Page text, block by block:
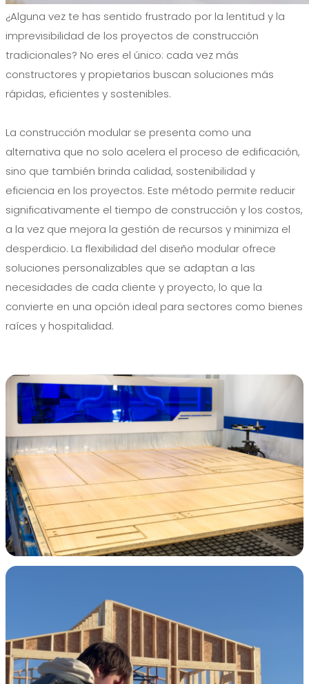
¿Alguna vez te has sentido frustrado por la lentitud y la
imprevisibilidad de los proyectos de construcción
tradicionales? No eres el único: cada vez más
constructores y propietarios buscan soluciones más
rápidas, eficientes y sostenibles.
La construcción modular se presenta como una
alternativa que no solo acelera el proceso de edificación,
sino que también brinda calidad, sostenibilidad y
eficiencia en los proyectos. Este método permite reducir
significativamente el tiempo de construcción y los costos,
a la vez que mejora la gestión de recursos y minimiza el
desperdicio. La flexibilidad del diseño modular ofrece
soluciones personalizables que se adaptan a las
necesidades de cada cliente y proyecto, lo que la
convierte en una opción ideal para sectores como bienes
raíces y hospitalidad.